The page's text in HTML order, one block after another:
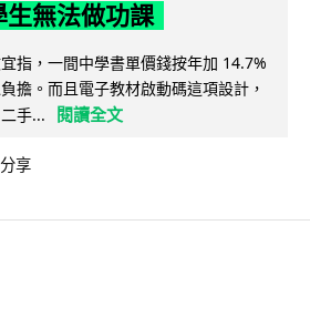
生無法做功課
指，一間中學書單價錢按年加 14.7%
擔。而且電子教材啟動碼這項設計，
手...
閱讀全文
分享